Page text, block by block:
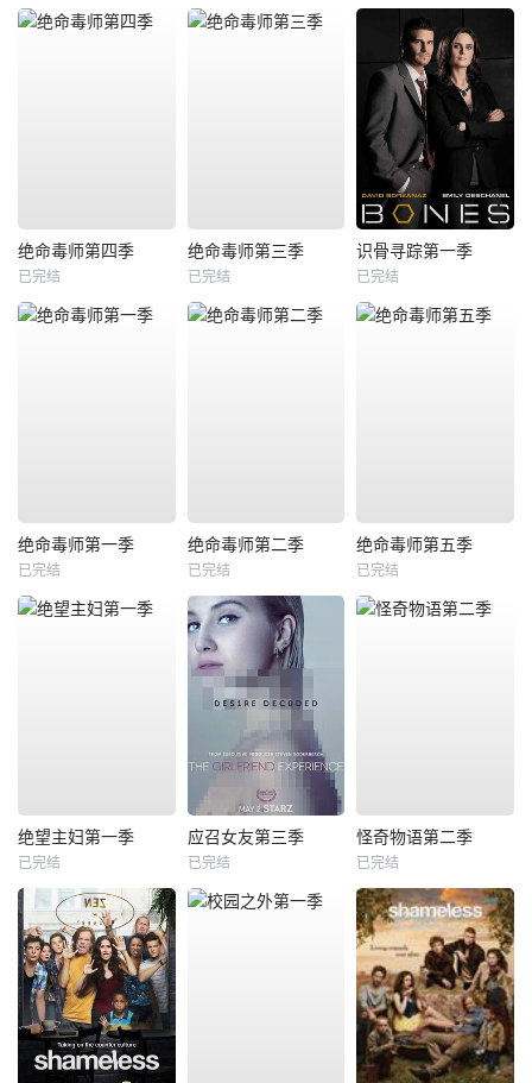
绝命毒师第四季
已完结
绝命毒师第三季
已完结
识骨寻踪第一季
已完结
绝命毒师第一季
已完结
绝命毒师第二季
已完结
绝命毒师第五季
已完结
绝望主妇第一季
已完结
应召女友第三季
已完结
怪奇物语第二季
已完结